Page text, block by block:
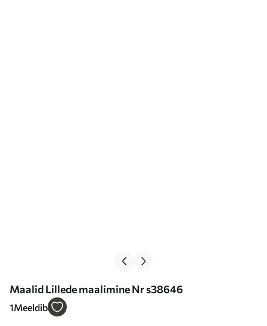
Maalid Lillede maalimine Nr s38646
1Meeldib